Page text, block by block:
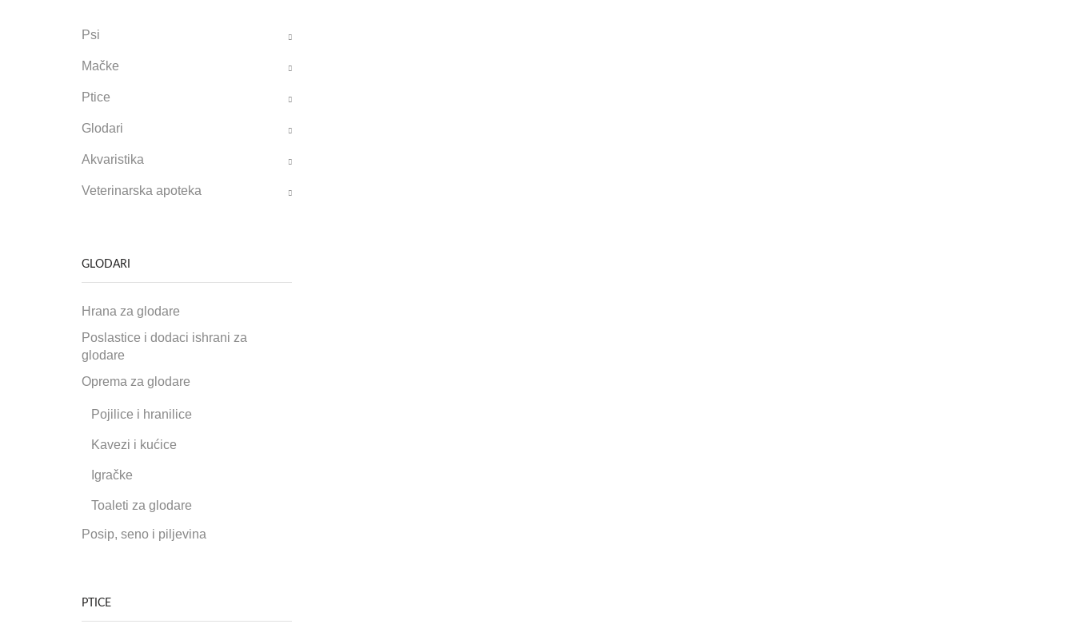
Psi
Mačke
Ptice
Glodari
Akvaristika
Veterinarska apoteka
GLODARI
Hrana za glodare
Poslastice i dodaci ishrani za
glodare
Oprema za glodare
Pojilice i hranilice
Kavezi i kućice
Igračke
Toaleti za glodare
Posip, seno i piljevina
PTICE